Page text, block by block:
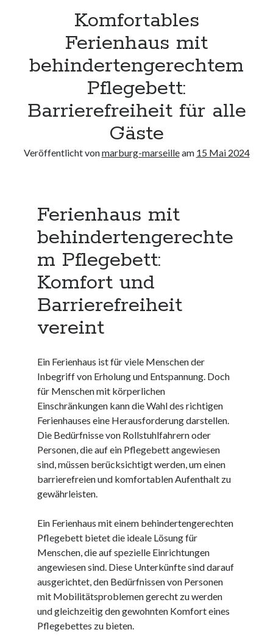
Neueste Kommentare
Keine Kommentare vorhanden.
Archiv
Juni 2026
März 2026
November 2025
September 2025
August 2025
Juni 2025
Mai 2025
März 2025
Januar 2025
Dezember 2024
November 2024
Oktober 2024
September 2024
August 2024
Juli 2024
Juni 2024
Mai 2024
April 2024
Februar 2024
Januar 2024
Dezember 2023
November 2023
Kategorien
barrierefreie website
Komfortables
Ferienhaus mit
behindertengerechtem
Pflegebett:
Barrierefreiheit für alle
Gäste
Veröffentlicht vonmarburg-marseilleam 15 Mai 2024
Ferienhaus mit
behindertengerechte
m Pflegebett:
Komfort und
Barrierefreiheit
vereint
Ein Ferienhaus ist für viele Menschen der
Inbegriff von Erholung und Entspannung. Doch
für Menschen mit körperlichen
Einschränkungen kann die Wahl des richtigen
Ferienhauses eine Herausforderung darstellen.
Die Bedürfnisse von Rollstuhlfahrern oder
Personen, die auf ein Pflegebett angewiesen
sind, müssen berücksichtigt werden, um einen
barrierefreien und komfortablen Aufenthalt zu
gewährleisten.
Ein Ferienhaus mit einem behindertengerechten
Pflegebett bietet die ideale Lösung für
Menschen, die auf spezielle Einrichtungen
angewiesen sind. Diese Unterkünfte sind darauf
ausgerichtet, den Bedürfnissen von Personen
mit Mobilitätsproblemen gerecht zu werden
und gleichzeitig den gewohnten Komfort eines
Pflegebettes zu bieten.